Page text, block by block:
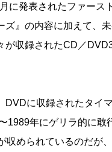
に発表されたファース
ズ』の内容に加えて、
が収録されたCD／
DVDに収録されたタイ
1989年にゲリラ的に敢
収められているのだが